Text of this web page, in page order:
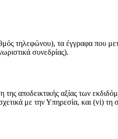
τηλεφώνου), τα έγγραφα που
συνεδρίας).
της αποδεικτικής αξίας των
με την Υπηρεσία, και (vi) τη